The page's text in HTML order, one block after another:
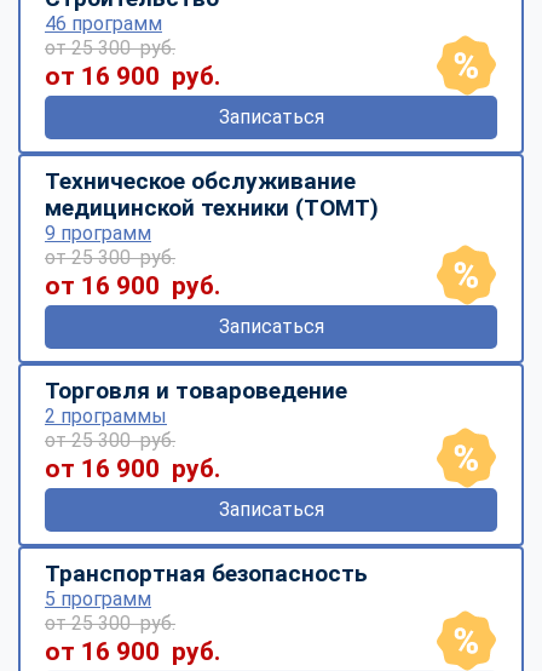
46 программ
от 25 300 руб.
от 16 900 руб.
Записаться
Техническое обслуживание
медицинской техники (ТОМТ)
9 программ
от 25 300 руб.
от 16 900 руб.
Записаться
Торговля и товароведение
2 программы
от 25 300 руб.
от 16 900 руб.
Записаться
Транспортная безопасность
5 программ
от 25 300 руб.
от 16 900 руб.